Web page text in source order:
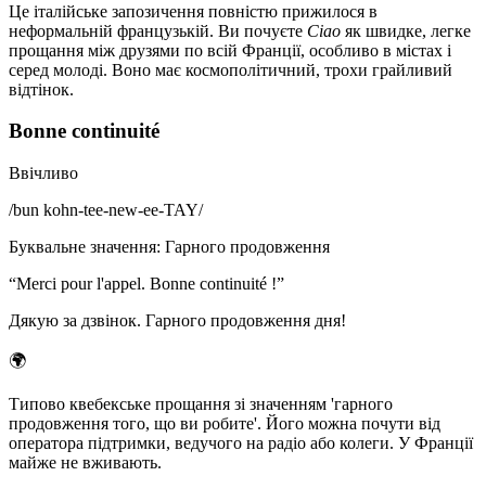
Це італійське запозичення повністю прижилося в
неформальній французькій. Ви почуєте Ciao як швидке, легке
прощання між друзями по всій Франції, особливо в містах і
серед молоді. Воно має космополітичний, трохи грайливий
відтінок.
Bonne continuité
Ввічливо
/bun kohn-tee-new-ee-TAY/
Буквальне значення: Гарного продовження
“Merci pour l'appel. Bonne continuité !”
Дякую за дзвінок. Гарного продовження дня!
🌍
Типово квебекське прощання зі значенням 'гарного
продовження того, що ви робите'. Його можна почути від
оператора підтримки, ведучого на радіо або колеги. У Франції
майже не вживають.